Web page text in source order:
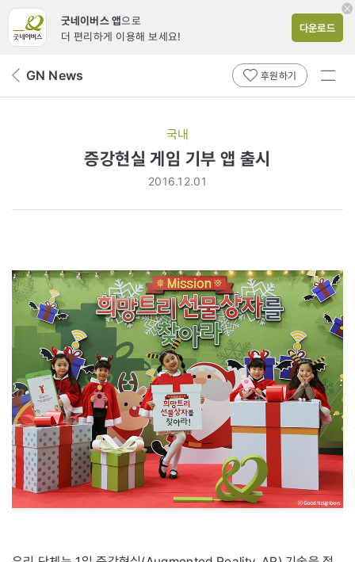
굿네이버스 앱으로
더 편리하게 이용해 보세요!
다운로드
뒤 GN News 후원하기
전체
국내
증강현실 게임 기부 앱 출시
2016.12.01